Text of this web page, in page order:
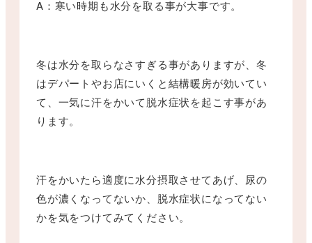
A：寒い時期も水分を取る事が大事です。
冬は水分を取らなさすぎる事がありますが、冬
はデパートやお店にいくと結構暖房が効いてい
て、一気に汗をかいて脱水症状を起こす事があ
ります。
汗をかいたら適度に水分摂取させてあげ、尿の
色が濃くなってないか、脱水症状になってない
かを気をつけてみてください。